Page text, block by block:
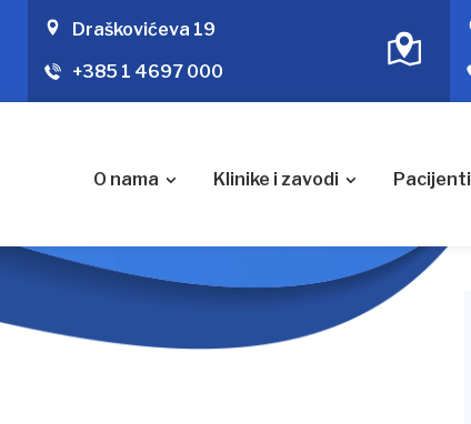
Draškovićeva 19
+385 1 4697 000
O nama Klinike i zavodi Pacijenti